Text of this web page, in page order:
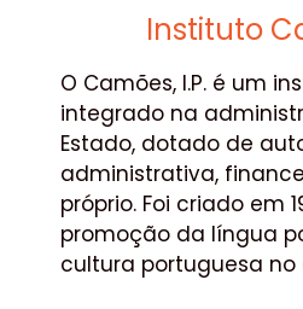
Instituto
O Camões, I.P. é um
integrado na
Estado, dotado de
administrativa,
próprio. Foi criado em
promoção da língua
cultura portuguesa no